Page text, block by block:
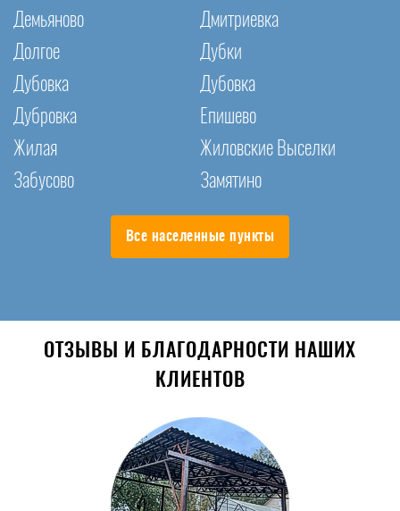
Демьяново
Дмитриевка
Долгое
Дубки
Дубовка
Дубовка
Дубровка
Епишево
Жилая
Жиловские Выселки
Забусово
Замятино
Все населенные пункты
ОТЗЫВЫ И БЛАГОДАРНОСТИ НАШИХ
КЛИЕНТОВ